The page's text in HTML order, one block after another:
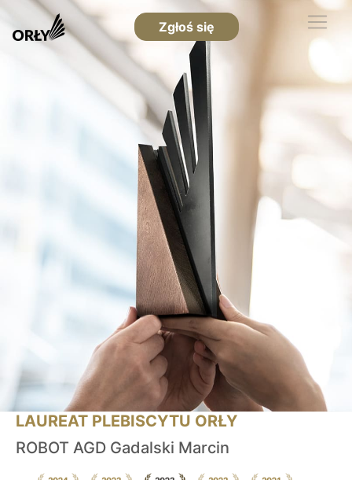
Zgłoś się
LAUREAT PLEBISCYTU ORŁY
ROBOT AGD Gadalski Marcin